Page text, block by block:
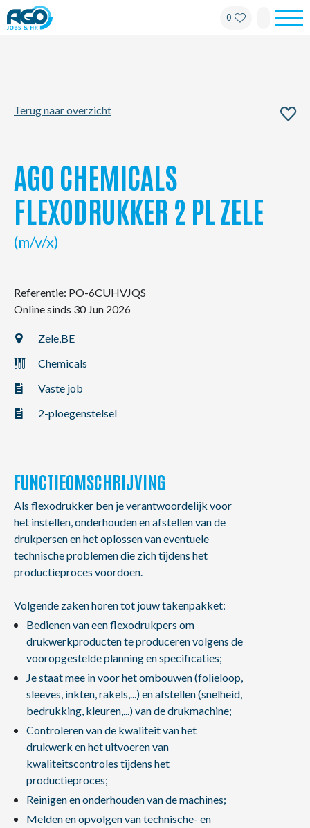
0
Kantoren
My AGO
NL FR EN
Terug naar overzicht
AGO CHEMICALS
FLEXODRUKKER 2 PL ZELE
(m/v/x)
Referentie: PO-6CUHVJQS
Online sinds 30 Jun 2026
Zele,BE
Chemicals
Vaste job
2-ploegenstelsel
FUNCTIEOMSCHRIJVING
Als flexodrukker ben je verantwoordelijk voor
het instellen, onderhouden en afstellen van de
drukpersen en het oplossen van eventuele
technische problemen die zich tijdens het
productieproces voordoen.
Volgende zaken horen tot jouw takenpakket:
Bedienen van een flexodrukpers om
drukwerkproducten te produceren volgens de
vooropgestelde planning en specificaties;
Je staat mee in voor het ombouwen (folieloop,
sleeves, inkten, rakels,...) en afstellen (snelheid,
bedrukking, kleuren,...) van de drukmachine;
Controleren van de kwaliteit van het
drukwerk en het uitvoeren van
kwaliteitscontroles tijdens het
productieproces;
Reinigen en onderhouden van de machines;
Melden en opvolgen van technische- en